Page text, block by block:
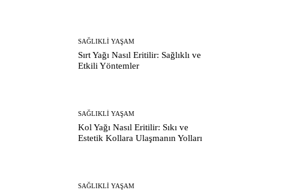
SAĞLIKLI YAŞAM
Sırt Yağı Nasıl Eritilir: Sağlıklı ve
Etkili Yöntemler
SAĞLIKLI YAŞAM
Kol Yağı Nasıl Eritilir: Sıkı ve
Estetik Kollara Ulaşmanın Yolları
SAĞLIKLI YAŞAM